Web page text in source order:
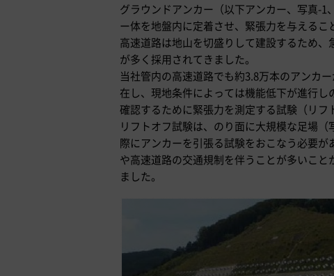
グラウンドアンカー（以下アンカー、写真-
ー体を地盤内に定着させ、緊張力を与えるこ
高速道路は地山を切盛りして建設するため
が多く採用されてきました。
当社管内の高速道路でも約3.8万本のアンカ
在し、現地条件によっては機能低下が進行
確認するために緊張力を測定する試験（リフ
リフトオフ試験は、のり面に大規模な足場
際にアンカーを引張る試験をおこなう必要
や高速道路の交通規制を伴うことが多いこ
ました。